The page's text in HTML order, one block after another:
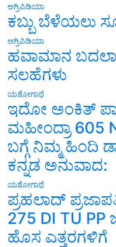
ಅಗ್ರಿಪಿಡಿಯಾ
ಕಬ್ಬು ಬೆಳೆಯಲು
ಅಗ್ರಿಪಿಡಿಯಾ
ಹವಾಮಾನ
ಸಲಹೆಗಳು
ಯಶೋಗಾಥೆ
ಇದೋ ಅಂಕಿತ್
ಮಹೀಂದ್ರಾ 605
ಬಗ್ಗೆ ನಿಮ್ಮ ಹಿಂದಿ
ಕನ್ನಡ ಅನುವಾದ:
ಯಶೋಗಾಥೆ
ಪ್ರಹಲಾದ್
275 DI TU
ಹೊಸ ಎತ್ತರಗಳಿಗೆ